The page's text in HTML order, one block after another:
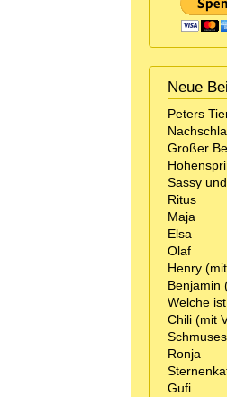
Neue
Peters
Großer
Sassy
Ritus
Maja
Elsa
Olaf
Henry
Benjamin
Welche
Chili (mit
Ronja
Gufi